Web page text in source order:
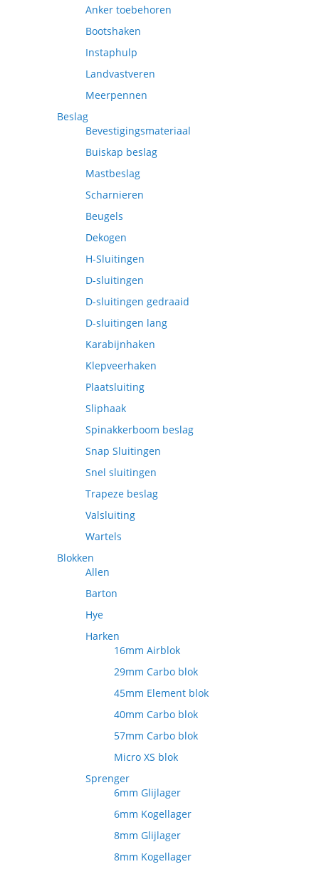
Anker toebehoren
Bootshaken
Instaphulp
Landvastveren
Meerpennen
Beslag
Bevestigingsmateriaal
Buiskap beslag
Mastbeslag
Scharnieren
Beugels
Dekogen
H-Sluitingen
D-sluitingen
D-sluitingen gedraaid
D-sluitingen lang
Karabijnhaken
Klepveerhaken
Plaatsluiting
Sliphaak
Spinakkerboom beslag
Snap Sluitingen
Snel sluitingen
Trapeze beslag
Valsluiting
Wartels
Blokken
Allen
Barton
Hye
Harken
16mm Airblok
29mm Carbo blok
45mm Element blok
40mm Carbo blok
57mm Carbo blok
Micro XS blok
Sprenger
6mm Glijlager
6mm Kogellager
8mm Glijlager
8mm Kogellager